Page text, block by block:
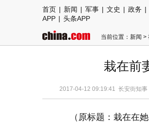
首页 | 新闻 | 军事 | 文史 | 政务 |
APP | 头条APP
当前位置： 新闻 >
栽在前
2017-04-12 09:19:41 长安街知
（原标题：栽在在